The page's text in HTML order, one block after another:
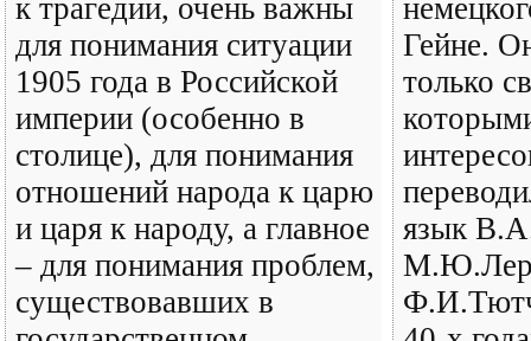
к трагедии, очень важны
для понимания ситуации
1905 года в Российской
империи (особенно в
столице), для понимания
отношений народа к царю
и царя к народу, а главное
– для понимания проблем,
существовавших в
Гейне.
только
язык